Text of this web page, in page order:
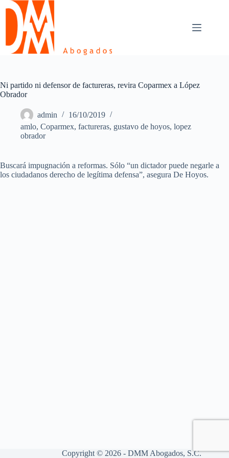
Skip
content
Ni partido ni defensor de factureras, revira Coparmex a López
Obrador
admin
16/10/2019
amlo, Coparmex, factureras, gustavo de hoyos, lopez
obrador
Buscará impugnación a reformas. Sólo “un dictador puede negarle a
los ciudadanos derecho de legítima defensa”, asegura De Hoyos.
Copyright © 2026 - DMM Abogados, S.C.